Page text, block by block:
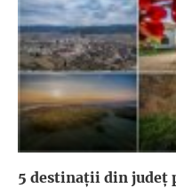
5 destinații din județ